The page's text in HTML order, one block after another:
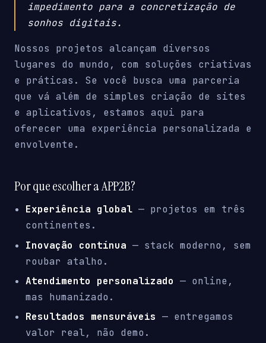
impedimento para a concretização de
sonhos digitais.
Nossos projetos alcançam diversos
lugares do mundo, com soluções criativas
e práticas. Se você busca uma parceria
que vá além de simples criação de sites
e aplicativos, estamos aqui para
oferecer uma experiência personalizada e
envolvente.
Por que escolher a APP2B?
Experiência global — projetos em três
continentes.
Inovação contínua — stack moderno, sem
roubar atalho.
Atendimento personalizado — online,
mas humanizado.
Resultados mensuráveis — entregamos
valor real, não demo.